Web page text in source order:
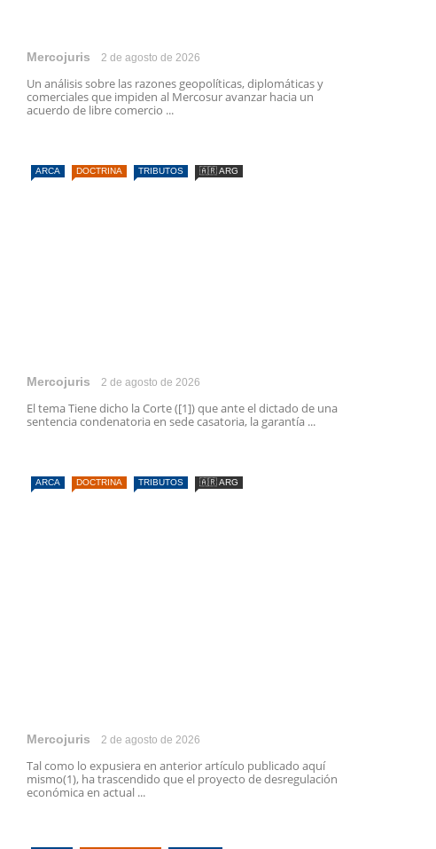
Mercojuris 2 de agosto de 2026
Un análisis sobre las razones geopolíticas, diplomáticas y
comerciales que impiden al Mercosur avanzar hacia un
acuerdo de libre comercio ...
ARCA DOCTRINA TRIBUTOS 🇦🇷 ARG
Mercojuris 2 de agosto de 2026
El tema Tiene dicho la Corte ([1]) que ante el dictado de una
sentencia condenatoria en sede casatoria, la garantía ...
ARCA DOCTRINA TRIBUTOS 🇦🇷 ARG
Mercojuris 2 de agosto de 2026
Tal como lo expusiera en anterior artículo publicado aquí
mismo(1), ha trascendido que el proyecto de desregulación
económica en actual ...